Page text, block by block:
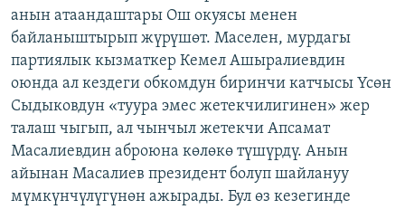
анын атаандаштары Ош окуясы менен
байланыштырып жүрүшөт. Маселен, мурдагы
партиялык кызматкер Кемел Ашыралиевдин
оюнда ал кездеги обкомдун биринчи катчысы Үсөн
Сыдыковдун «туура эмес жетекчилигинен» жер
талаш чыгып, ал чынчыл жетекчи Апсамат
Масалиевдин аброюна көлөкө түшүрдү. Анын
айынан Масалиев президент болуп шайлануу
мүмкүнчүлүгүнөн ажырады. Бул өз кезегинде